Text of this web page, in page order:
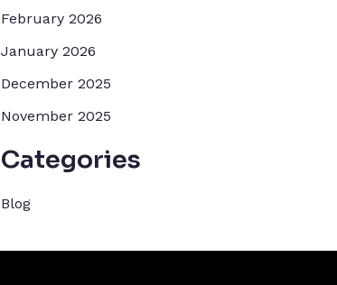
February 2026
January 2026
December 2025
November 2025
Categories
Blog